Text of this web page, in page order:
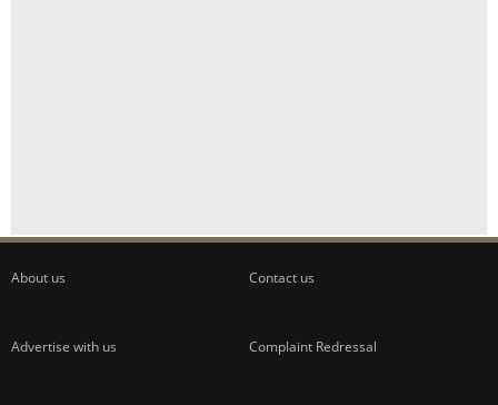
About us Contact us
Advertise with us Complaint Redressal